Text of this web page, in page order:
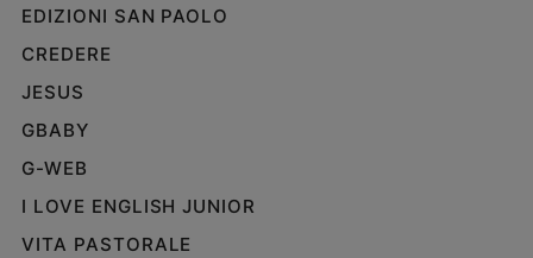
EDIZIONI SAN PAOLO
CREDERE
JESUS
GBABY
G-WEB
I LOVE ENGLISH JUNIOR
VITA PASTORALE